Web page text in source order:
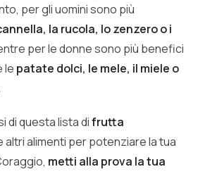
per gli uomini sono più
la rucola, lo zenzero o i
per le donne sono più benefici
le patate dolci, le mele, il miele o
di questa lista difrutta
altri alimenti per potenziare la tua
metti alla prova la tua